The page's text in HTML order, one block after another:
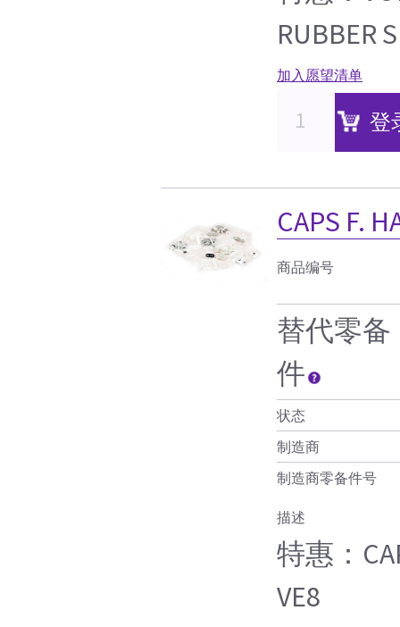
RUBBER
加入愿望清单
登
CAPS F.
商品编号
替代零备
件
状态
制造商
制造商零备件号
描述
特惠：
VE8